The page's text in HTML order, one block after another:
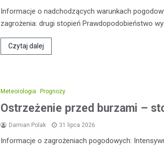
Informacje o nadchodzących warunkach
zagrożenia: drugi stopień Prawdopodobieństwo
Czytaj dalej
Meteorologia Prognozy
Ostrzeżenie przed burzami –
Damian Polak 31 lipca 2026
Informacje o zagrożeniach pogodowych: